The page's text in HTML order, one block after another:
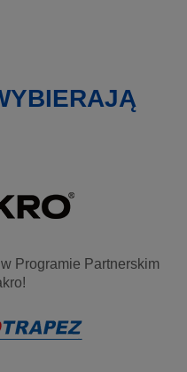
Programie Partnerskim